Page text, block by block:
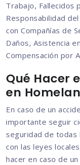
Trabajo, Fallecidos
Responsabilidad
con Compañías de
Daños, Asistencia
Compensación por
Qué Hacer
en
En caso de un
importante seguir
seguridad de todas
con las leyes
hacer en caso de